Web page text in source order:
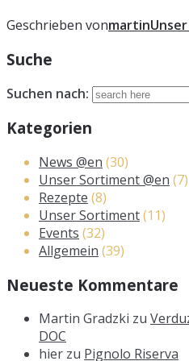
Geschrieben vonmartin
Suche
Suchen nach:
Kategorien
News @en (30)
Unser Sortiment @en (7)
Rezepte (8)
Unser Sortiment(11)
Events (32)
Allgemein (39)
Neueste Kommentare
Martin Gradzki zu
DOC
hier zu Pignolo Riserva